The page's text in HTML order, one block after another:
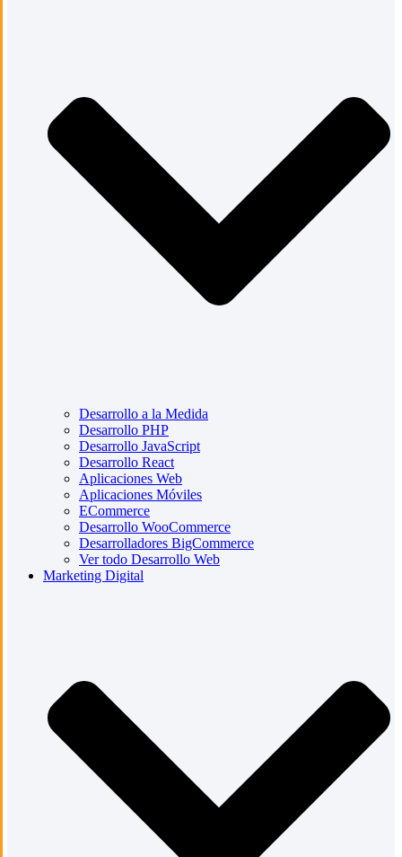
Desarrollo a la Medida
Desarrollo PHP
Desarrollo JavaScript
Desarrollo React
Aplicaciones Web
Aplicaciones Móviles
ECommerce
Desarrollo WooCommerce
Desarrolladores BigCommerce
Ver todo Desarrollo Web
Marketing Digital